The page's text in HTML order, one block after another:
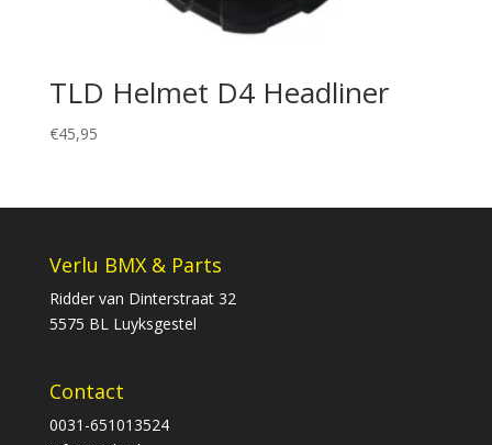
TLD Helmet D4 Headliner
€45,95
Verlu BMX & Parts
Ridder van Dinterstraat 32
5575 BL Luyksgestel
Contact
0031-651013524